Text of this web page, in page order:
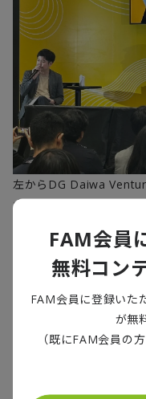
左から DG Daiwa
山京幸氏、フェアリー
ロボット共生社
境データ
日目のセッション「生
FAM会員
無料コン
FAM会員に登録いた
が無
（既にFAM会員の